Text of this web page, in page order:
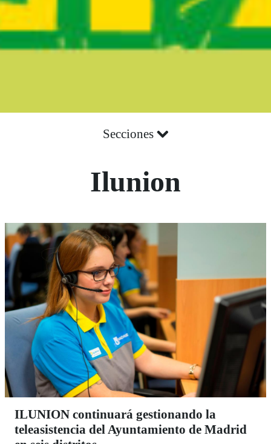
Secciones
Ilunion
ILUNION continuará gestionando la
teleasistencia del Ayuntamiento de Madrid